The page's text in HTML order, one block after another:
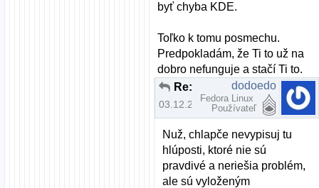
byť chyba KDE.
Toľko k tomu posmechu.
Predpokladám, že Ti to už na
dobro nefunguje a stačí Ti to.
03.12.2012 | 19:40
dodoedo
Fedora Linux
Používateľ
Nuž, chlapče nevypisuj tu
hlúposti, ktoré nie sú
pravdivé a neriešia problém,
ale sú vyloženým